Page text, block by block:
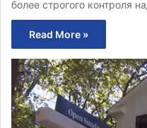
более строгого контроля
Read More »